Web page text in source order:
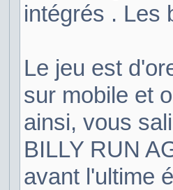
intégrés . Les
Le jeu est
sur mobile et
ainsi, vous
BILLY RUN
avant l'ultime